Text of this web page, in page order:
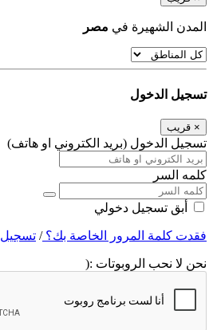
المدن الشهيرة في مصر
تسجيل الدخول
× قريب
تسجيل الدخول (بريد الكتروني او هاتف)
كلمه السر
أبق تسجيل دخولي
فقدت كلمة المرور الخاصة بك؟/ تسجيل
نحن لا نحب الروبوتات :(